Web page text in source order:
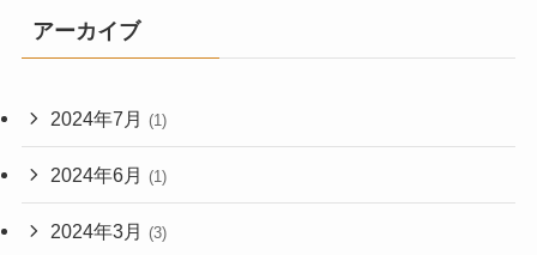
アーカイブ
2024年7月 (1)
2024年6月 (1)
2024年3月 (3)